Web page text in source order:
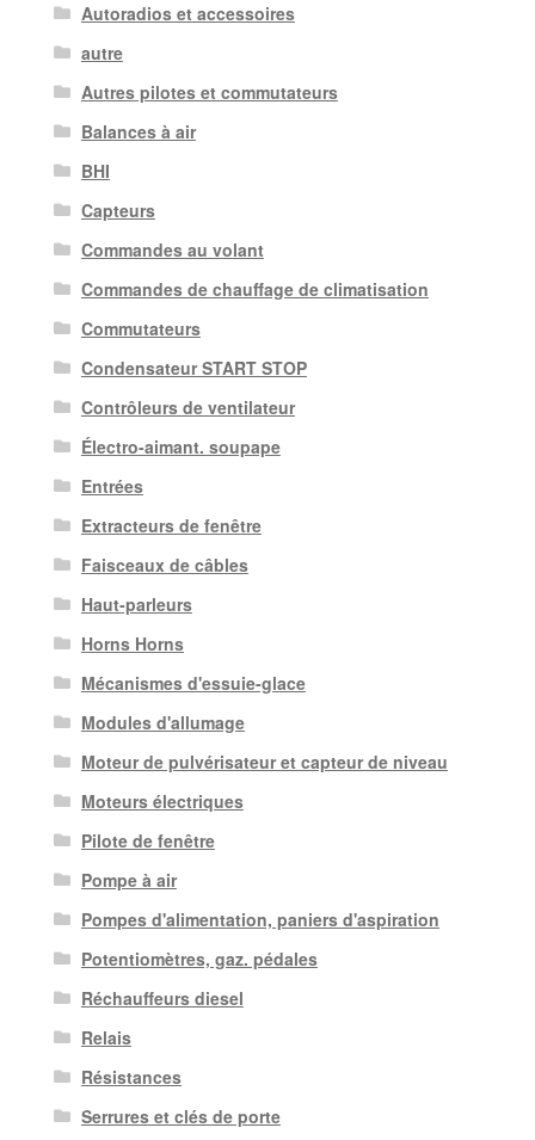
Autoradios et accessoires
autre
Autres pilotes et commutateurs
Balances à air
BHI
Capteurs
Commandes au volant
Commandes de chauffage de climatisation
Commutateurs
Condensateur START STOP
Contrôleurs de ventilateur
Électro-aimant. soupape
Entrées
Extracteurs de fenêtre
Faisceaux de câbles
Haut-parleurs
Horns Horns
Mécanismes d'essuie-glace
Modules d'allumage
Moteur de pulvérisateur et capteur de niveau
Moteurs électriques
Pilote de fenêtre
Pompe à air
Pompes d'alimentation, paniers d'aspiration
Potentiomètres, gaz. pédales
Réchauffeurs diesel
Relais
Résistances
Serrures et clés de porte